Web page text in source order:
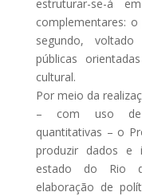
estruturar-se-á
complementares:
segundo,
públicas
cultural.
Por meio da
– com uso de
quantitativas – o
produzir dados e
estado do Rio
elaboração de